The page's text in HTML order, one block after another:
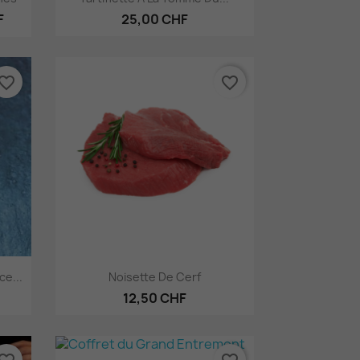
25,00 CHF
Aperçu rapide
Noisette De Cerf
12,50 CHF
favorite_border